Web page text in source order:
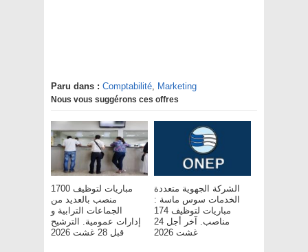
Paru dans : Comptabilité, Marketing
Nous vous suggérons ces offres
مباريات لتوظيف 1700
منصب بالعديد من
الجماعات الترابية و
إدارات عمومية. الترشيح
قبل 28 غشت 2026
الشركة الجهوية متعددة
الخدمات سوس ماسة :
مباريات لتوظيف 174
مناصب. آخر أجل 24
غشت 2026